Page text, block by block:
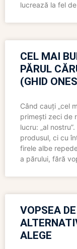
lucrează la fel
CEL MAI
PĂRUL
(GHID
Când cauți „cel
primești zeci de
lucru: „al
produsul, ci cu
firele albe
a părului, fără
VOPSEA
ALEGE